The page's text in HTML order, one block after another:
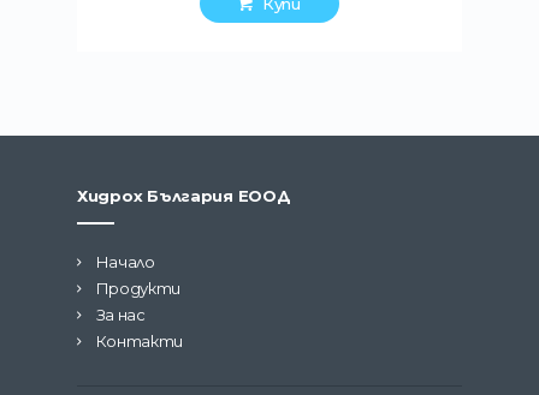
Хидрох България ЕООД
Начало
Продукти
За нас
Контакти